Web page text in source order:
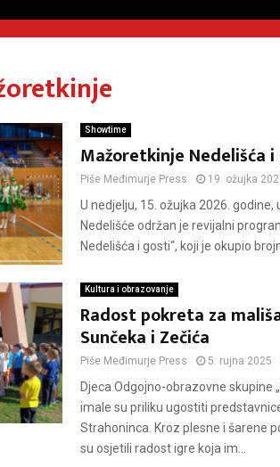
Showtime
Mažoretkinje Nedelišća
Piše Međimurje Press 19. ožujka
U nedjelju, 15. ožujka 2026. godine,
Nedelišće održan je revijalni
Nedelišća i gosti“, koji je okupio
Kultura i obrazovanje
Radost pokreta za
Sunčeka i Zečića
Piše Međimurje Press 5. rujna 2025
Djeca Odgojno-obrazovne skupine
imale su priliku ugostiti
Strahoninca. Kroz plesne i šarene
su osjetili radost igre koja im...